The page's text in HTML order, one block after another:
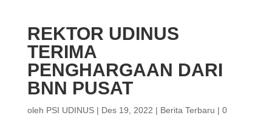
REKTOR UDINUS
TERIMA
PENGHARGAAN DARI
BNN PUSAT
oleh PSI UDINUS| Des 19, 2022 | Berita Terbaru | 0